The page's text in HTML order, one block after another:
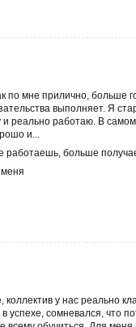
по мне прилично, больше
выполняет. Я
реально работаю. В
и...
работаешь, больше
коллектив у нас реально
успехе, сомневался, что